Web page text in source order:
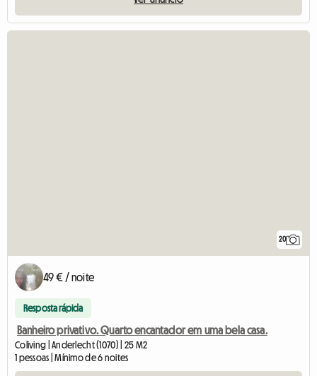
20
49 € / noite
Resposta rápida
Banheiro privativo. Quarto encantador em uma bela casa.
Coliving | Anderlecht (1070) | 25 M2
1 pessoas | Mínimo de 6 noites